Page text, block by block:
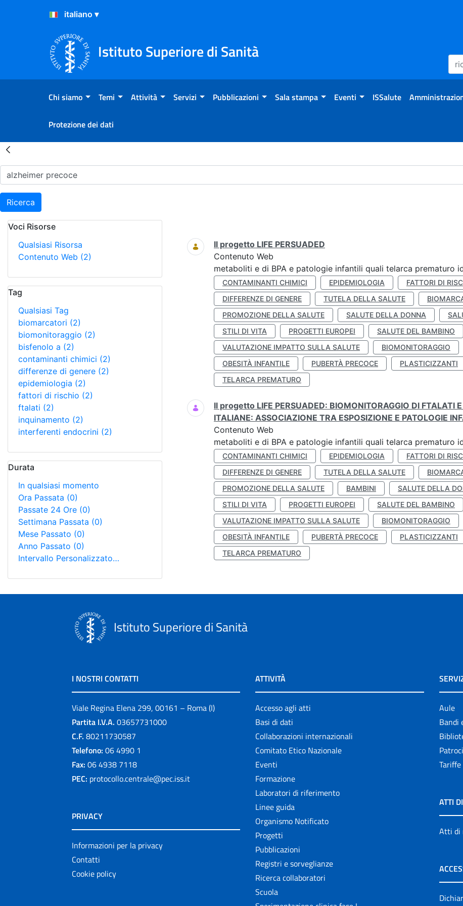
Salta al Contenuto
Salta al Footer
Istituto Superiore di Sanità
Chi siamo Temi Attività Servizi Pubblicazioni Sala stampa Eventi ISSalute
Protezione dei dati
Risultati della Ricerca - Home
Ricerca
Voci Risorse
Qualsiasi Risorsa
Contenuto Web (2)
Tag
Qualsiasi Tag
biomarcatori (2)
biomonitoraggio (2)
bisfenolo a (2)
contaminanti chimici (2)
differenze di genere (2)
epidemiologia (2)
fattori di rischio (2)
ftalati (2)
inquinamento (2)
interferenti endocrini (2)
Durata
In qualsiasi momento
Ora Passata (0)
Passate 24 Ore (0)
Settimana Passata (0)
Mese Passato (0)
Anno Passato (0)
Intervallo Personalizzato…
Ricerca
Il progetto LIFE PERSUADED
Contenuto Web
metaboliti e di BPA e patologie infantili quali telarca prematuro
CONTAMINANTI CHIMICI EPIDEMIOLOGIA FATTORI DI
DIFFERENZE DI GENERE
TUTELA DELLA SALUTE
PROMOZIONE DELLA SALUTE
SALUTE DELLA DONNA
STILI DI VITA
PROGETTI EUROPEI SALUTE DEL BAMBINO
VALUTAZIONE IMPATTO SULLA SALUTE
BIOMONITORAGGIO
OBESITÀ INFANTILE
PUBERTÀ PRECOCE PLASTICIZZANTI
TELARCA PREMATURO
Il progetto LIFE PERSUADED: BIOMONITORAGGIO DI FTALATI
ITALIANE: ASSOCIAZIONE TRA ESPOSIZIONE E PATOLOGIE
Contenuto Web
metaboliti e di BPA e patologie infantili quali telarca prematuro
CONTAMINANTI CHIMICI EPIDEMIOLOGIA FATTORI DI
DIFFERENZE DI GENERE
TUTELA DELLA SALUTE
PROMOZIONE DELLA SALUTE
BAMBINI SALUTE DELLA
STILI DI VITA
PROGETTI EUROPEI SALUTE DEL BAMBINO
VALUTAZIONE IMPATTO SULLA SALUTE
BIOMONITORAGGIO
OBESITÀ INFANTILE
PUBERTÀ PRECOCE PLASTICIZZANTI
TELARCA PREMATURO
Istituto Superiore di Sanità
I NOSTRI CONTATTI
Viale Regina Elena 299, 00161 – Roma (I)
Partita I.V.A. 03657731000
C.F. 80211730587
Telefono: 06 4990 1
Fax: 06 4938 7118
PEC: protocollo.centrale@pec.iss.it
PRIVACY
Informazioni per la privacy
Contatti
Cookie policy
ATTIVITÀ
Accesso agli atti
Basi di dati
Collaborazioni internazionali
Comitato Etico Nazionale
Eventi
Formazione
Laboratori di riferimento
Linee guida
Organismo Notificato
Progetti
Pubblicazioni
Registri e sorveglianze
Ricerca collaboratori
Scuola
Aule
Bandi
ATTI
Atti di